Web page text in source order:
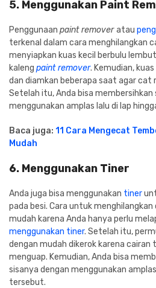
5. Menggunakan Paint
Penggunaan paint removeratau
terkenal dalam cara menghilangkan
menyiapkan kuas kecil berbulu
kaleng paint remover. Kemudian,
dan diamkan beberapa saat agar cat
Setelah itu, Anda bisa
menggunakan amplas lalu di lap
Baca juga: 11 Cara Mengecat
Mudah
6. Menggunakan Tiner
Anda juga bisa menggunakan tiner
pada besi. Cara untuk
mudah karena Anda hanya perlu
menggunakan tiner. Setelah itu,
dengan mudah dikerok karena
menguap. Kemudian, Anda bisa
sisanya dengan menggunakan
tersebut.